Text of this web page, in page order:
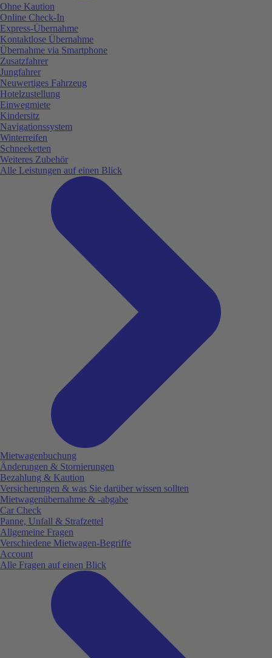
Ohne Kaution
Online Check-In
Express-Übernahme
Kontaktlose Übernahme
Übernahme via Smartphone
Zusatzfahrer
Jungfahrer
Neuwertiges Fahrzeug
Hotelzustellung
Einwegmiete
Kindersitz
Navigationssystem
Winterreifen
Schneeketten
Weiteres Zubehör
Alle Leistungen auf einen Blick
Mietwagenbuchung
Änderungen & Stornierungen
Bezahlung & Kaution
Versicherungen & was Sie darüber wissen sollten
Mietwagenübernahme & -abgabe
Car Check
Panne, Unfall & Strafzettel
Allgemeine Fragen
Verschiedene Mietwagen-Begriffe
Account
Alle Fragen auf einen Blick